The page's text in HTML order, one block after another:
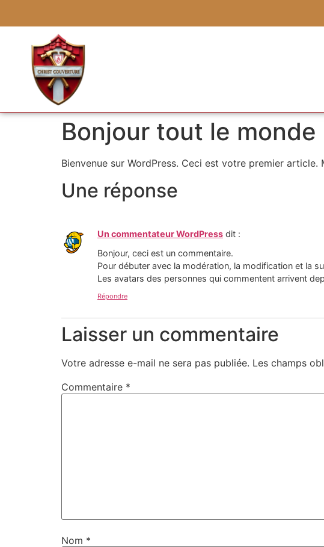
Bonjour tout le monde
Bienvenue sur WordPress. Ceci est votre premier
Une réponse
Un commentateur WordPress dit :
Bonjour, ceci est un commentaire.
Pour débuter avec la modération, la modification et la
Les avatars des personnes qui commentent arrivent
Répondre
Laisser un commentaire
Votre adresse e-mail ne sera pas publiée. Les champs
Commentaire *
Nom *